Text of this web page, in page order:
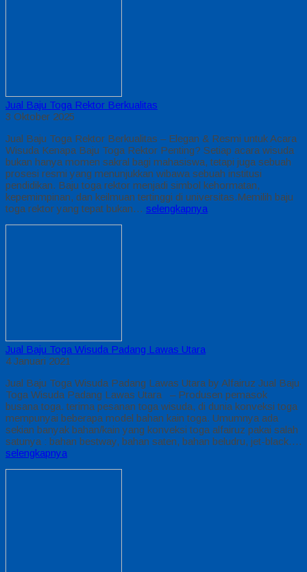
Jual Baju Toga Rektor Berkualitas
3 Oktober 2025
Jual Baju Toga Rektor Berkualitas – Elegan & Resmi untuk Acara
Wisuda Kenapa Baju Toga Rektor Penting? Setiap acara wisuda
bukan hanya momen sakral bagi mahasiswa, tetapi juga sebuah
prosesi resmi yang menunjukkan wibawa sebuah institusi
pendidikan. Baju toga rektor menjadi simbol kehormatan,
kepemimpinan, dan keilmuan tertinggi di universitas.Memilih baju
toga rektor yang tepat bukan… selengkapnya
Jual Baju Toga Wisuda Padang Lawas Utara
4 Januari 2021
Jual Baju Toga Wisuda Padang Lawas Utara by Alfairuz Jual Baju
Toga Wisuda Padang Lawas Utara – Produsen pemasok
busana toga. terima pesanan toga wisuda, di dunia konveksi toga
mempunyai beberapa model bahan kain toga. Umumnya ada
sekian banyak bahan/kain yang konveksi toga alfairuz pakai salah
satunya : bahan bestway, bahan saten, bahan beludru, jet-black….
selengkapnya